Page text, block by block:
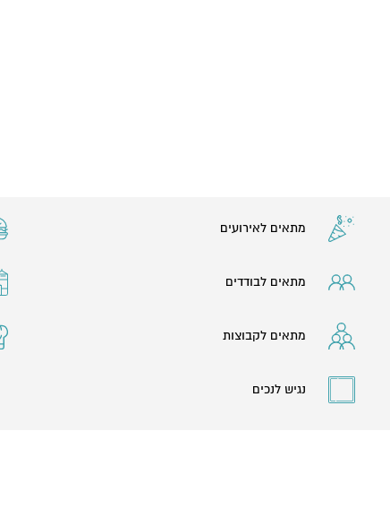
מתאים לאירועים
מתאים לבודדים
מתאים לקבוצות
נגיש לנכים